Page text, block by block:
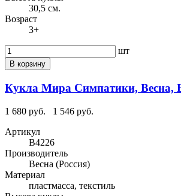
30,5 см.
Возраст
3+
шт
В корзину
Кукла Мира Симпатики, Весна,
1 680 руб.
1 546 руб.
Артикул
В4226
Производитель
Весна (Россия)
Материал
пластмасса, текстиль